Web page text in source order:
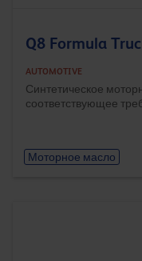
Q8 Formula
AUTOMOTIVE
Синтетическое
соответствующее
Моторное масло